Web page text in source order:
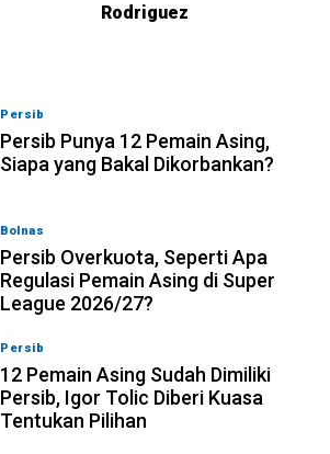
Rodriguez
Persib
Persib Punya 12 Pemain Asing,
Siapa yang Bakal Dikorbankan?
Bolnas
Persib Overkuota, Seperti Apa
Regulasi Pemain Asing di Super
League 2026/27?
Persib
12 Pemain Asing Sudah Dimiliki
Persib, Igor Tolic Diberi Kuasa
Tentukan Pilihan